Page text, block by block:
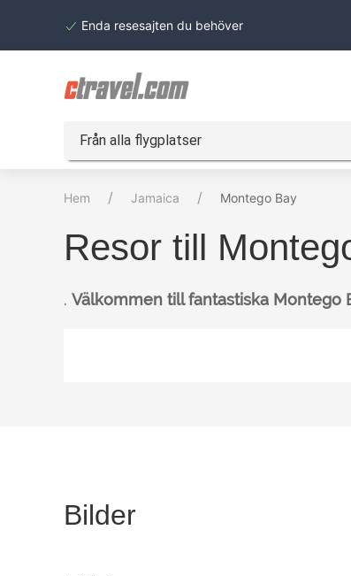
Enda resesajten du behöver
Från alla flygplatser
Hem Jamaica Montego Bay
Resor till
. Välkommen till fantastiska Montego
Bilder